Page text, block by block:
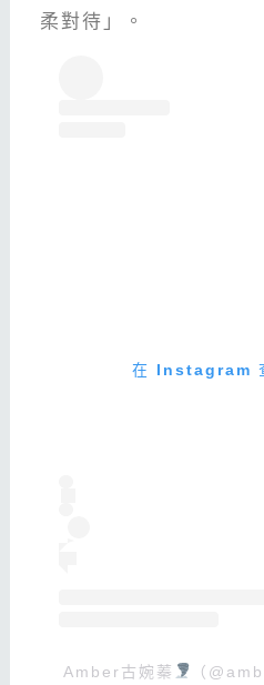
柔對待」。
在 Instagram
Amber古婉蓁 （